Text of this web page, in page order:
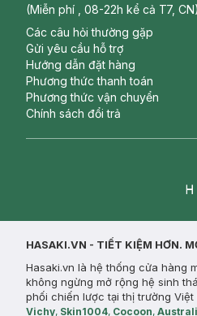
(Miễn phí , 08-22h kể cả T7, CN)
Các câu hỏi thường gặp
Gửi yêu cầu hỗ trợ
Hướng dẫn đặt hàng
Phương thức thanh toán
Phương thức vận chuyển
Chính sách đổi trả
HASAKI.VN - TIẾT KIỆM HƠN.
Hasaki.vn là hệ thống cửa hàng
không ngừng mở rộng hệ sinh
phối chiến lược tại thị trường
Vichy, Skin1004, Cocoon,